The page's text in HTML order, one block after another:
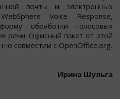
почты и электронных
Voice Response,
обработки голосовых
речи. Офисный пакет от этой
совместим с OpenOffice.org.
Ирина Шульга